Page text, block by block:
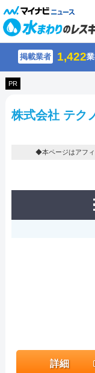
掲載業者 1,422
PR
株式会社 テク
◆本ページはアフィ
詳細